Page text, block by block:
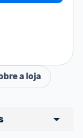
a loja